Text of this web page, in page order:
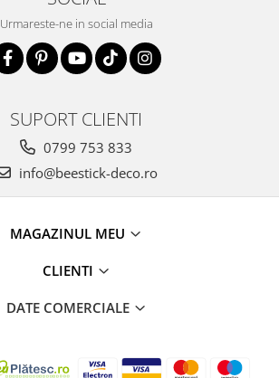
Urmareste-ne in social media
SUPORT CLIENTI
0799 753 833
info@beestick-deco.ro
MAGAZINUL MEU
CLIENTI
DATE COMERCIALE